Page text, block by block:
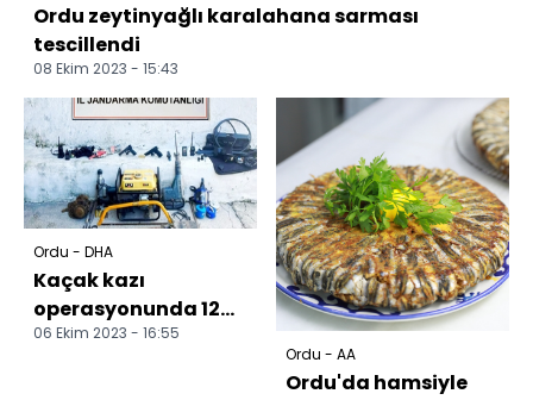
Ordu zeytinyağlı karalahana sarması
tescillendi
08 Ekim 2023 - 15:43
Ordu - DHA
Kaçak kazı
operasyonunda 12
şüpheli suçüstü
06 Ekim 2023 - 16:55
Ordu - AA
Ordu'da hamsiyle